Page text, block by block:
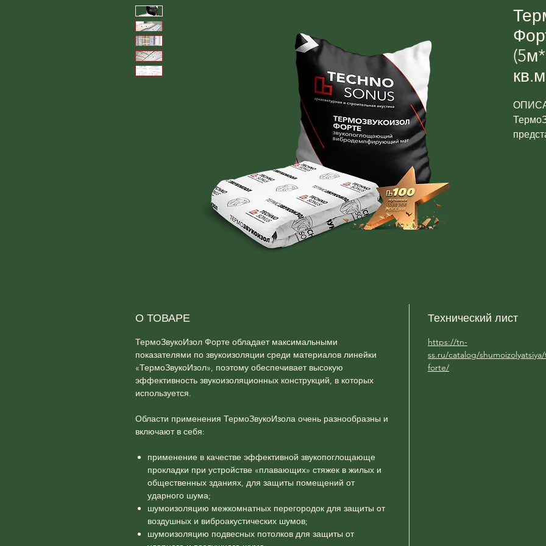
кв.м
О ТОВАРЕ
ТермоЗвукоИзол Форте обладает максимальными
показателями по звукоизоляции среди материалов линейки
«ТермоЗвукоИзол», поэтому обеспечивает высокую
эффективность звукоизоляционных конструкций, в которых
используется.
Области применения ТермоЗвукоИзола очень разнообразны и
включают в себя:
применение в качестве эффективной звукопоглощающе
прокладки при устройстве «плавающих» стяжек в жилых и
общественных зданиях, для защиты помещений от
ударного шума;
шумоизоляцию межкомнатных перегородок для защиты от
воздушных и виброакустических шумов;
шумоизоляцию подвесных потолков для защиты от
Технический лист
https://tn-
ss.ru/catalog/
forte/